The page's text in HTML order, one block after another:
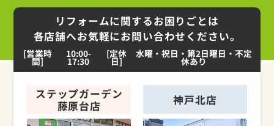
リフォームに関するお困りごとは
各店舗へお気軽にお問い合わせください。
[営業時
間]
10:00-
17:30
[定休
日]
水曜・祝日・第2日曜日・不定
休あり
ステップガーデン
藤原台店
神戸北店